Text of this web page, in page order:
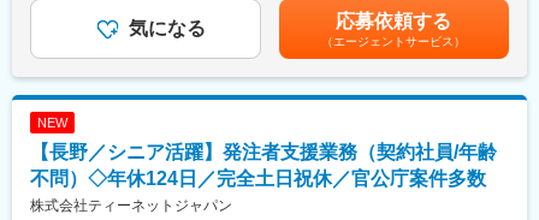
国や都道府県、政令都市など官公庁が発注する公共事業（河川・
道路工事等）の発注業務をサポートすることです。
工事の積算や検査などの業務を公務員に代わって行うことで、ワ
ークライフバランス良く働くことが可能です。
・公共事業における各種資料作成や工事費用の算出補助
・工事を実行するために必要な資料作成
・工事の施工状況チェック
・工事検査などへの参加・立ち合い
＞■昇給：年1回（7月）■賞与：年2回（6月、12月）※正社員移行
前は毎月手当として支給（年間で見た受給金額に影響が出ないよ
う考慮あり）■モデル年収：600万円／40歳・経験15年…月額37
万円＋残業手当・一律手当賃金はあくまでも目安の金額であり、
選考を通じて上下する可能性があります。月給(月額)は固定手当を
気になる 応募依頼する
（エージェントサービス）
NEW
【長野／シニア活躍】発注者支援業務（契約社員/年齢
不問）◇年休124日／完全土日祝休／官公庁案件多数
株式会社ティーネットジャパン